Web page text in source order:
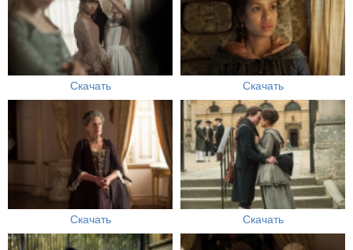
Скачать Скачать
Скачать Скачать